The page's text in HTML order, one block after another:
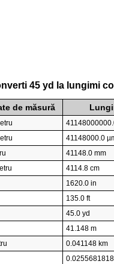
45 yd la lungimi
de măsură
41148000.0
41148.0 mm
4114.8 cm
1620.0 in
135.0 ft
45.0 yd
41.148 m
0.041148 km